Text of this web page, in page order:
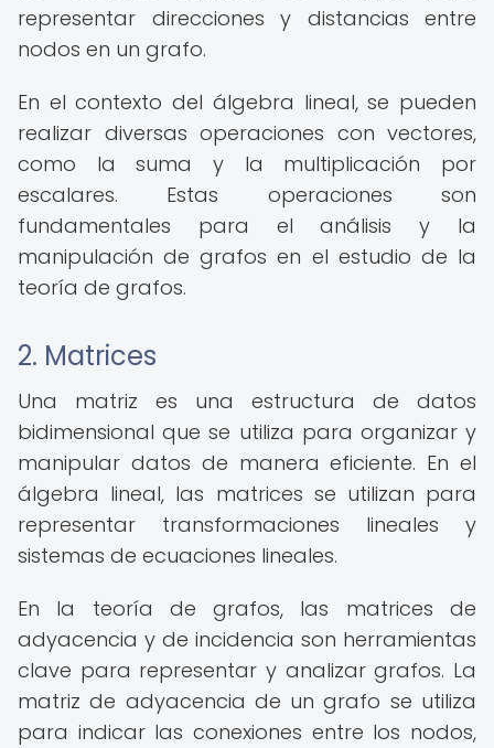
representar direcciones y distancias entre
nodos en un grafo.
En el contexto del álgebra lineal, se pueden
realizar diversas operaciones con vectores,
como la suma y la multiplicación por
escalares. Estas operaciones son
fundamentales para el análisis y la
manipulación de grafos en el estudio de la
teoría de grafos.
2. Matrices
Una matriz es una estructura de datos
bidimensional que se utiliza para organizar y
manipular datos de manera eficiente. En el
álgebra lineal, las matrices se utilizan para
representar transformaciones lineales y
sistemas de ecuaciones lineales.
En la teoría de grafos, las matrices de
adyacencia y de incidencia son herramientas
clave para representar y analizar grafos. La
matriz de adyacencia de un grafo se utiliza
para indicar las conexiones entre los nodos,